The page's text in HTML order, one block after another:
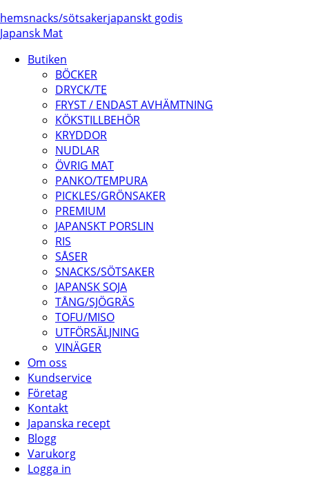
hemsnacks/sötsakerjapanskt godis
Japansk Mat
Butiken
BÖCKER
DRYCK/TE
FRYST / ENDAST AVHÄMTNING
KÖKSTILLBEHÖR
KRYDDOR
NUDLAR
ÖVRIG MAT
PANKO/TEMPURA
PICKLES/GRÖNSAKER
PREMIUM
JAPANSKT PORSLIN
RIS
SÅSER
SNACKS/SÖTSAKER
JAPANSK SOJA
TÅNG/SJÖGRÄS
TOFU/MISO
UTFÖRSÄLJNING
VINÄGER
Om oss
Kundservice
Företag
Kontakt
Japanska recept
Blogg
Varukorg
Logga in